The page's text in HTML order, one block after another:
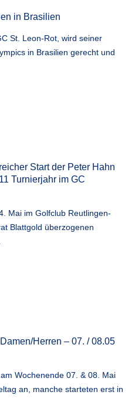
in Brasilien
St. Leon-Rot, wird seiner
in Brasilien gerecht und
Start der Peter Hahn
Turnierjahr im GC
Mai im Golfclub Reutlingen-
Blattgold überzogenen
Herren – 07. / 08.05
Wochenende 07. & 08. Mai
an, manche starteten erst in